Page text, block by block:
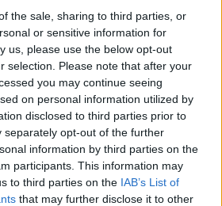
the sale, sharing to third parties, or
or sensitive information for
us, please use the below opt-out
selection. Please note that after your
you may continue seeing
on personal information utilized by
disclosed to third parties prior to
separately opt-out of the further
information by third parties on the
participants. This information may
to third parties on the IAB’s List of
that may further disclose it to other
στο newsletter